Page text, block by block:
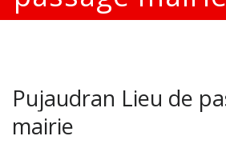
Pujaudran Lieu de
mairie